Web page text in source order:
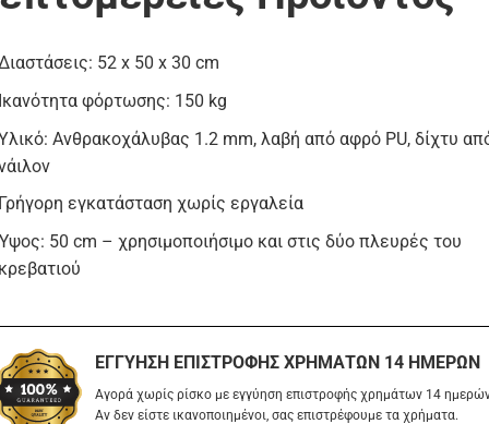
52 x 50 x 30 cm
φόρτωσης: 150 kg
Ανθρακοχάλυβας 1.2 mm, λαβή από αφρό PU, δίχτυ
εγκατάσταση χωρίς εργαλεία
50 cm – χρησιμοποιήσιμο και στις δύο πλευρές του
ΕΓΓΎΗΣΗ ΕΠΙΣΤΡΟΦΉΣ ΧΡΗΜΆΤΩΝ 14 ΗΜΕΡΏΝ
Αγορά χωρίς ρίσκο με εγγύηση επιστροφής χρημάτων 14
Αν δεν είστε ικανοποιημένοι, σας επιστρέφουμε τα χρήματα.